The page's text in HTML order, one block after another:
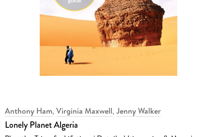
Anthony Ham, Virginia Maxwell, Jenny Walker
Lonely Planet Algeria